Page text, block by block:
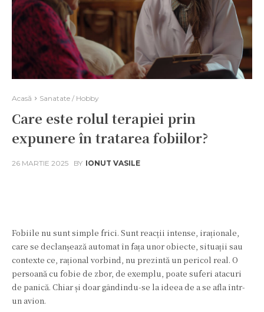
Acasă Sanatate / Hobby
Care este rolul terapiei prin
expunere în tratarea fobiilor?
26 MARTIE 2025 BY IONUT VASILE
Fobiile nu sunt simple frici. Sunt reacții intense, iraționale,
care se declanșează automat în fața unor obiecte, situații sau
contexte ce, rațional vorbind, nu prezintă un pericol real. O
persoană cu fobie de zbor, de exemplu, poate suferi atacuri
de panică. Chiar și doar gândindu-se la ideea de a se afla într-
un avion.